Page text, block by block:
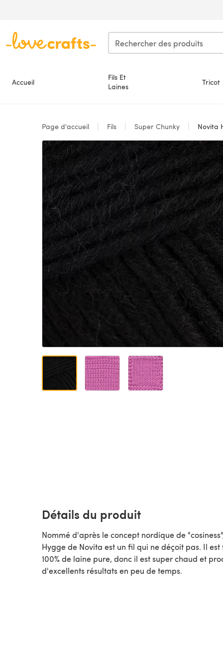
Accueil
Fils Et
Laines
Tricot
Page d'accueil Fils Super Chunky Novita
Détails du produit
Nommé d'après le concept nordique de
Hygge de Novita est un fil qui ne déçoit pas. Il
100% de laine pure, donc il est super chaud et
d'excellents résultats en peu de temps.